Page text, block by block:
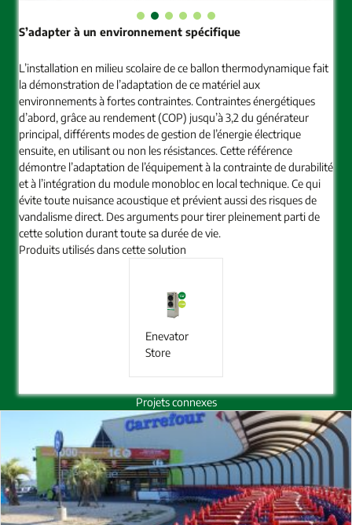
S’adapter à un environnement spécifique
L’installation en milieu scolaire de ce ballon thermodynamique fait
la démonstration de l’adaptation de ce matériel aux
environnements à fortes contraintes. Contraintes énergétiques
d’abord, grâce au rendement (COP) jusqu’à 3,2 du générateur
principal, différents modes de gestion de l’énergie électrique
ensuite, en utilisant ou non les résistances. Cette référence
démontre l’adaptation de l’équipement à la contrainte de durabilité
et à l’intégration du module monobloc en local technique. Ce qui
évite toute nuisance acoustique et prévient aussi des risques de
vandalisme direct. Des arguments pour tirer pleinement parti de
cette solution durant toute sa durée de vie.
Produits utilisés dans cette solution
Enevator
Store
Projets connexes